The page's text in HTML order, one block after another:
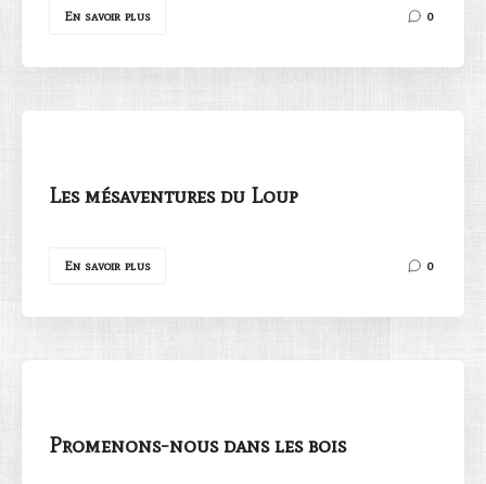
En savoir plus 0
Les mésaventures du Loup
En savoir plus 0
Promenons-nous dans les bois